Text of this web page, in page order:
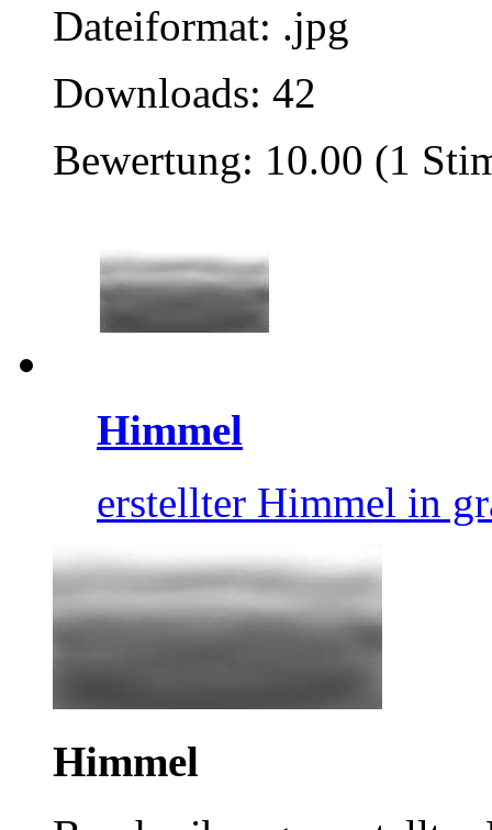
Dateiformat: .jpg
Downloads: 42
Bewertung: 10.00 (1
Himmel
erstellter Himmel in
Himmel